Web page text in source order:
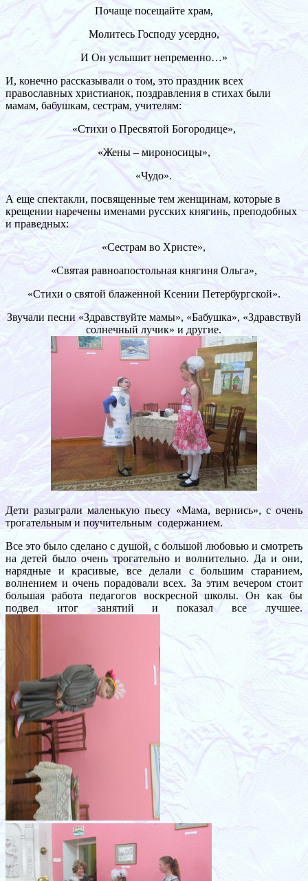
Почаще посещайте храм,
Молитесь Господу усердно,
И Он услышит непременно…»
И, конечно рассказывали о том, это праздник всех
православных христианок, поздравления в стихах были
мамам, бабушкам, сестрам, учителям:
«Стихи о Пресвятой Богородице»,
«Жены – мироносицы»,
«Чудо».
А еще спектакли, посвященные тем женщинам, которые в
крещении наречены именами русских княгинь, преподобных
и праведных:
«Сестрам во Христе»,
«Святая равноапостольная княгиня Ольга»,
«Стихи о святой блаженной Ксении Петербургской».
Звучали песни «Здравствуйте мамы», «Бабушка», «Здравствуй
солнечный лучик» и другие.
Дети разыграли маленькую пьесу «Мама, вернись», с очень
трогательным и поучительным содержанием.
Все это было сделано с душой, с большой любовью и смотреть
на детей было очень трогательно и волнительно. Да и они,
нарядные и красивые, все делали с большим старанием,
волнением и очень порадовали всех. За этим вечером стоит
большая работа педагогов воскресной школы. Он как бы
подвел итог занятий и показал все лучшее.